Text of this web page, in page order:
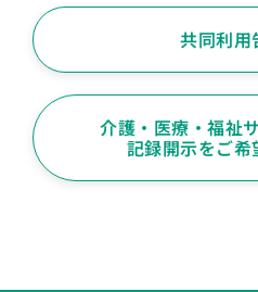
共同利用
介護・医療・福祉
記録開示をご希